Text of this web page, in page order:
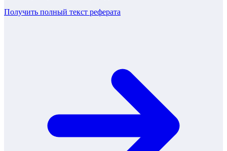
Получить полный текст реферата